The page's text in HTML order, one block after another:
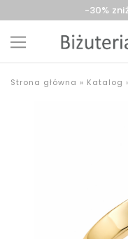
-30%
Szyszka
z
Strona główna » Katalog